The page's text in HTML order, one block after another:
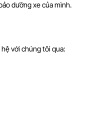
dưỡng xe của mình.
với chúng tôi qua: